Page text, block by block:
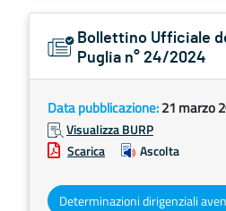
Bollettino Ufficiale
Puglia n° 24/2024
Data pubblicazione:21 marzo
Visualizza BURP
Scarica
Ascolta